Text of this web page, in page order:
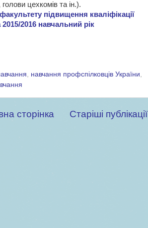
цехкомів та ін.).
підвищення кваліфікації
2016 навчальний рік
навчання профспілковців України
Старіші публікації
сторінка